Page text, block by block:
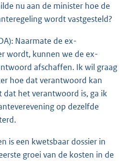
nu aan de minister hoe de
wordt vastgesteld?
Naarmate de ex-
wordt, kunnen we de ex-
afschaffen. Ik wil graag
hoe dat verantwoord kan
dat het verantwoord is, ga ik
op dezelfde
is een kwetsbaar dossier in
groei van de kosten in de